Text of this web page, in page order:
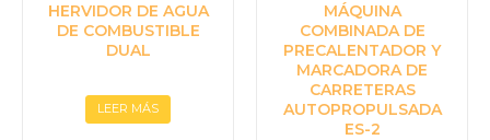
HERVIDOR DE AGUA
DE COMBUSTIBLE
DUAL
LEER MÁS
MÁQUINA
COMBINADA DE
PRECALENTADOR Y
MARCADORA DE
CARRETERAS
AUTOPROPULSADA
ES-2